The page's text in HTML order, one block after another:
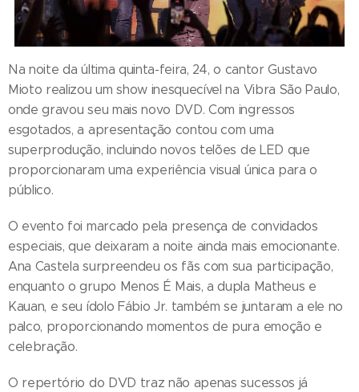
Na noite da última quinta-feira, 24, o cantor Gustavo
Mioto realizou um show inesquecível na Vibra São Paulo,
onde gravou seu mais novo DVD. Com ingressos
esgotados, a apresentação contou com uma
superprodução, incluindo novos telões de LED que
proporcionaram uma experiência visual única para o
público.
O evento foi marcado pela presença de convidados
especiais, que deixaram a noite ainda mais emocionante.
Ana Castela surpreendeu os fãs com sua participação,
enquanto o grupo Menos É Mais, a dupla Matheus e
Kauan, e seu ídolo Fábio Jr. também se juntaram a ele no
palco, proporcionando momentos de pura emoção e
celebração.
O repertório do DVD traz não apenas sucessos já